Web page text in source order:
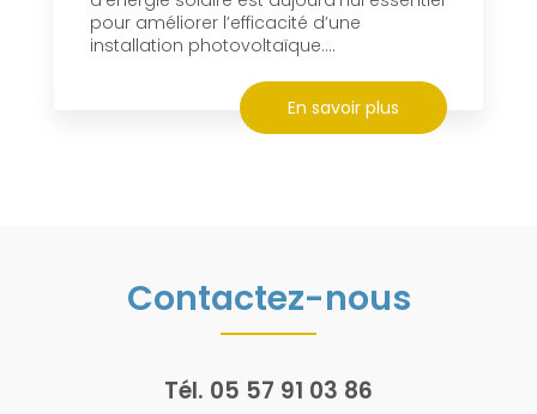
pour améliorer l’efficacité d’une
installation photovoltaïque....
En savoir plus
Contactez-nous
Tél. 05 57 91 03 86